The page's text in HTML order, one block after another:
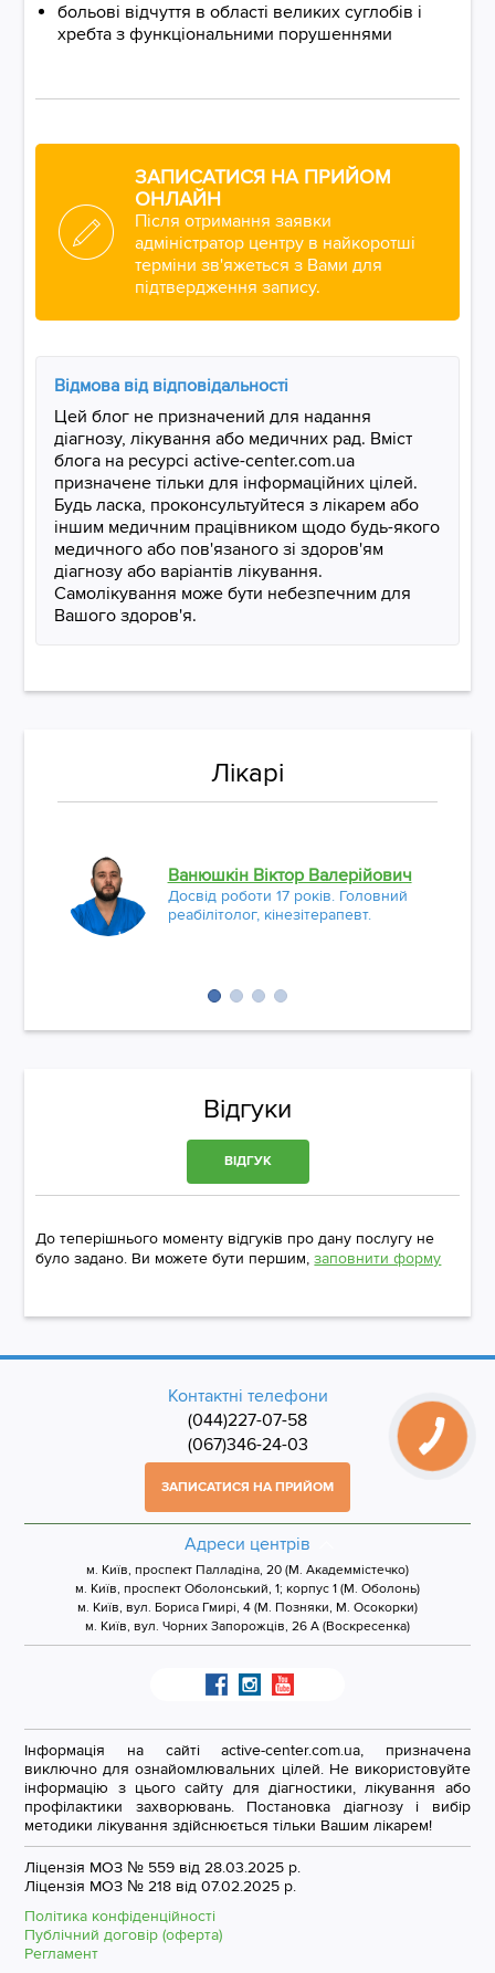
больові відчуття в області великих суглобів і
хребта з функціональними порушеннями
ЗАПИСАТИСЯ НА ПРИЙОМ
ОНЛАЙН
Після отримання заявки
адміністратор центру в найкоротші
терміни зв'яжеться з Вами для
підтвердження запису.
Відмова від відповідальності
Цей блог не призначений для надання
діагнозу, лікування або медичних рад. Вміст
блога на ресурсі active-center.com.ua
призначене тільки для інформаційних цілей.
Будь ласка, проконсультуйтеся з лікарем або
іншим медичним працівником щодо будь-якого
медичного або пов'язаного зі здоров'ям
діагнозу або варіантів лікування.
Самолікування може бути небезпечним для
Вашого здоров'я.
Лікарі
Ванюшкін Віктор Валерійович
Досвід роботи 17 років. Головний
реабілітолог, кінезітерапевт.
Відгуки
ВІДГУК
До теперішнього моменту відгуків про дану послугу не
було задано. Ви можете бути першим,заповнити форму
Контактні телефони
(044)227-07-58
(067)346-24-03
ЗАПИСАТИСЯ НА ПРИЙОМ
Адреси центрів
м. Київ, проспект Палладіна, 20 (М. Академмістечко)
м. Київ, проспект Оболонський, 1; корпус 1 (М. Оболонь)
м. Київ, вул. Бориса Гмирі, 4 (М. Позняки, М. Осокорки)
м. Київ, вул. Чорних Запорожців, 26 А (Воскресенка)
Ліцензія МОЗ № 559 від 28.03.2025 р.
Ліцензія МОЗ № 218 від 07.02.2025 р.
Політика конфіденційності
Публічний договір (оферта)
Регламент
Інформація на сайті active-center.com.ua, призначена
виключно для ознайомлювальних цілей. Не використовуйте
інформацію з цього сайту для діагностики, лікування або
профілактики захворювань. Постановка діагнозу і вибір
методики лікування здійснюється тільки Вашим лікарем!